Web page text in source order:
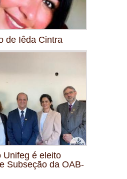
de Iêda Cintra
Unifeg é eleito
Subseção da OAB-